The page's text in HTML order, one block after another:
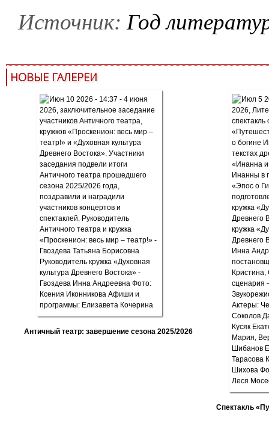
Источник: Год
НОВЫЕ ГАЛЕРЕИ
Античный театр: завершение сезона 2025/2026
Спектакль